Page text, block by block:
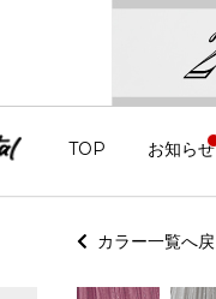
TOP お知らせ
カラー一覧へ